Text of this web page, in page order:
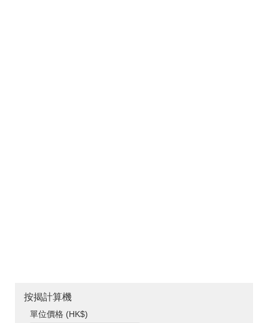
按揭計算機
單位價格 (HK$)